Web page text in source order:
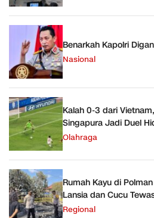
Benarkah Kapolri
Nasional
Kalah 0-3 dari
Singapura Jadi Duel
Olahraga
Rumah Kayu di
Lansia dan Cucu
Regional